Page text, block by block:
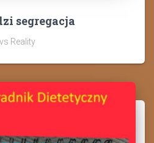
segregacja
Reality